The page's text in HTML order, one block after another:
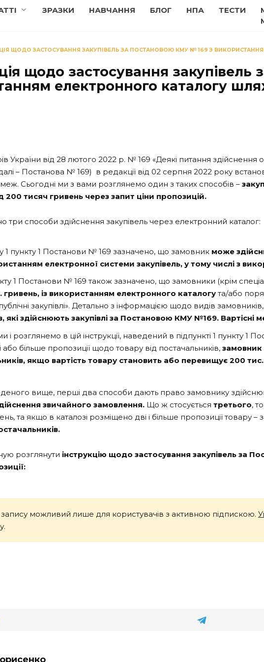
ЗРАЗКИ НАВЧАННЯ БЛОГ НПА ТЕСТИ
ЩОДО ЗАСТОСУВАННЯ ЗАКУПІВЕЛЬ ЗА ПОСТАНОВОЮ КМУ № 169 З
щодо застосування
електронного каталогу
України від 28 лютого 2022 р. № 169 «Деякі питання здійснення
– Постанова № 169) в редакції від 02 серпня 2022 року
меж. Сьогодні ми з вами розглянемо один з таких способів –
200 тисяч гривень через запит ціни пропозицій.
три способи здійснення закупівель через електронний каталог:
1 пункту 1 Постанови № 169 зазначено, що замовник може
електронної системи закупівель, у тому числі з
1 Постанови № 169 також зазначено, що замовники (крім
із використанням електронного каталогута/або
закупівлі». Детально з інформацією щодо видів
які здійснюють закупівлі за Постановою КМУ №169. Вартісні
і розглянемо в цій інструкції, наведений в підпункті 1 пункту
більше пропозиції щодо товару від постачальників, замовник
якщо вартість товару становить або перевищує 200
вище, перші два способи дають право замовнику
звичайного замовлення. Що ж стосується третього,
та якщо в каталозі розміщено дві і більше пропозиції товару –
розглянути інструкцію щодо застосування закупівель за
можливий лише для користувачів з активною підпискою.